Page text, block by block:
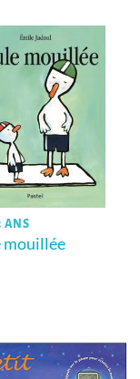
ANS
mouillée